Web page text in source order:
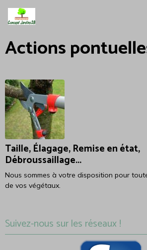
Actions
Taille, Élagage, Remise en état,
Débroussaillage...
Nous sommes à votre disposition pour
de vos végétaux.
Suivez-nous sur les réseaux !